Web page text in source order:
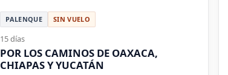
PALENQUE SIN VUELO
15 días
POR LOS CAMINOS DE OAXACA,
CHIAPAS Y YUCATÁN